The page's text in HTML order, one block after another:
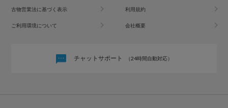
古物営業法に基づく表示 利用規約
ご利用環境について 会社概要
チャットサポート （24時間自動対応）